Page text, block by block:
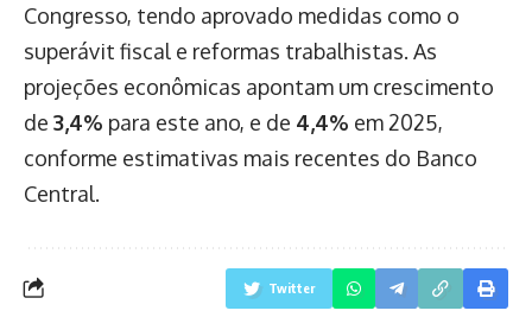
Congresso, tendo aprovado medidas como o
superávit fiscal e reformas trabalhistas. As
projeções econômicas apontam um crescimento
de 3,4% para este ano, e de 4,4% em 2025,
conforme estimativas mais recentes do Banco
Central.
Twitter